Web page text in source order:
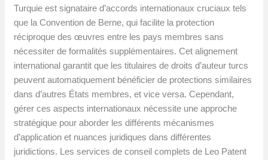
Turquie est signataire d’accords internationaux cruciaux tels
que la Convention de Berne, qui facilite la protection
réciproque des œuvres entre les pays membres sans
nécessiter de formalités supplémentaires. Cet alignement
international garantit que les titulaires de droits d’auteur turcs
peuvent automatiquement bénéficier de protections similaires
dans d’autres États membres, et vice versa. Cependant,
gérer ces aspects internationaux nécessite une approche
stratégique pour aborder les différents mécanismes
d’application et nuances juridiques dans différentes
juridictions. Les services de conseil complets de Leo Patent